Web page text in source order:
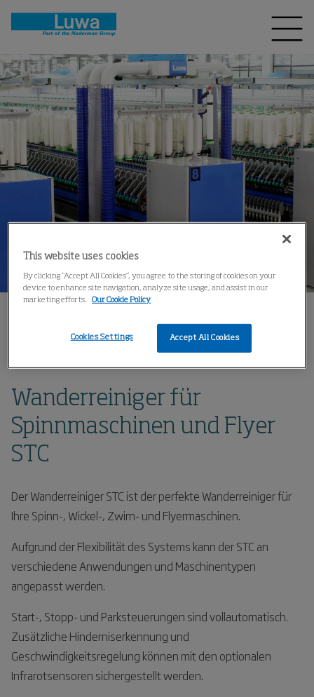
Maschinenreinigung / Raumreinigung
Wanderreiniger für Spinnmaschinen und Flyer STC
Wanderreiniger für
Spinnmaschinen und Flyer
STC
Der Wanderreiniger STC ist der perfekte Wanderreiniger für
Ihre Spinn-, Wickel-, Zwirn- und Flyermaschinen.
Aufgrund der Flexibilität des Systems kann der STC an
verschiedene Anwendungen und Maschinentypen
angepasst werden.
Start-, Stopp- und Parksteuerungen sind vollautomatisch.
Zusätzliche Hinderniserkennung und
Geschwindigkeitsregelung können mit den optionalen
Infrarotsensoren sichergestellt werden.
This website uses cookies
By clicking “Accept All Cookies”, you agree to the storing of cookies on your
device to enhance site navigation, analyze site usage, and assist in our
marketing efforts.
Our Cookie Policy
Accept All Cookies
Cookies Settings